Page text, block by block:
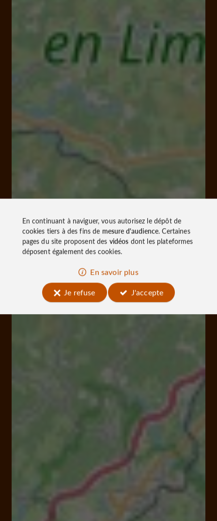
En continuant à naviguer, vous autorisez le dépôt de
cookies tiers à des fins de mesure d'audience. Certaines
pages du site proposent des vidéos dont les plateformes
déposent également des cookies.
En savoir plus
Je refuse
J'accepte